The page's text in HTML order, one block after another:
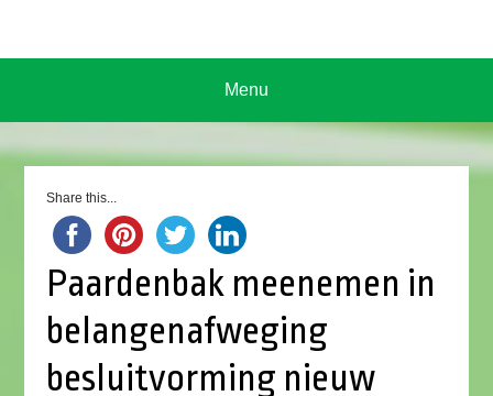
Menu
Share this...
Paardenbak meenemen in
belangenafweging
besluitvorming nieuw